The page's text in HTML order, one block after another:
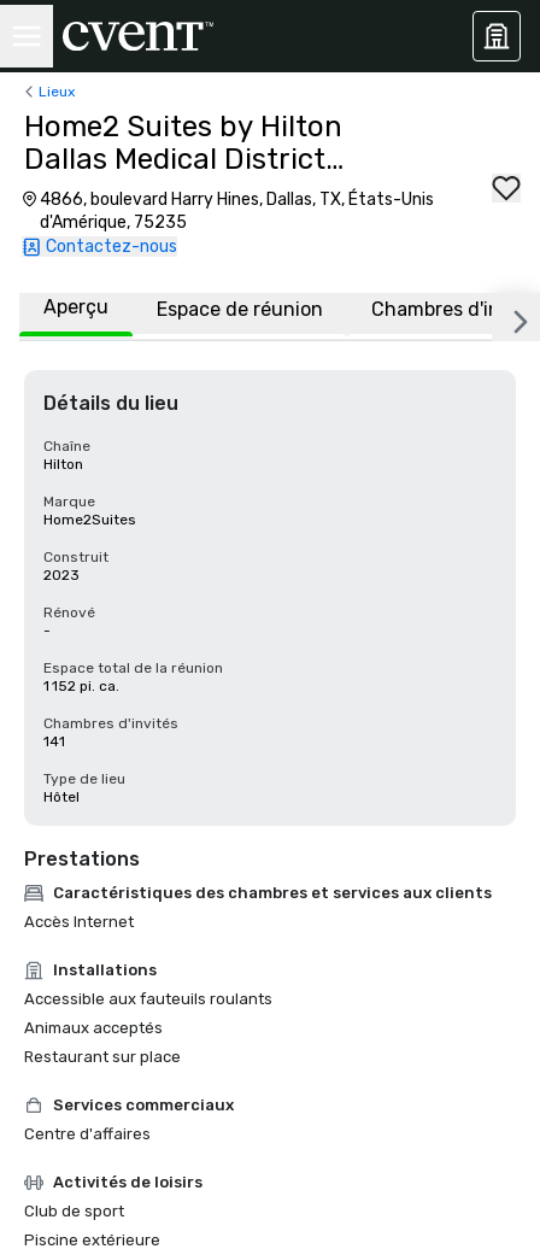
Lieux
Home2 Suites by Hilton
Dallas Medical District
Lovefield
4866, boulevard Harry Hines, Dallas, TX, États-Unis
d'Amérique, 75235
Contactez-nous
Aperçu Espace de réunion Chambres
Détails du lieu
Chaîne
Hilton
Marque
Home2Suites
Construit
2023
Rénové
-
Espace total de la réunion
1 152 pi. ca.
Chambres d'invités
141
Type de lieu
Hôtel
Prestations
Caractéristiques des chambres et services aux clients
Accès Internet
Installations
Accessible aux fauteuils roulants
Animaux acceptés
Restaurant sur place
Services commerciaux
Centre d'affaires
Activités de loisirs
Club de sport
Piscine extérieure